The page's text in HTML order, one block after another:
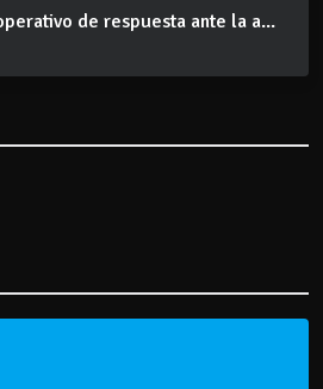
de respuesta ante la a...